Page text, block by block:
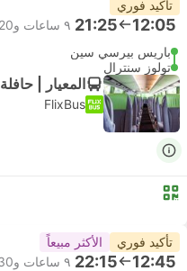
تأكيد فوري
12:05
21:25 ٩ ساعات و‫20 دقائق
باريس بيرسي سين
تولوز سنترال
المعيار | حافلة
FlixBus
تأكيد فوري الأكثر مبيعاً
12:45
22:15 ٩ ساعات و‫30 دقائق